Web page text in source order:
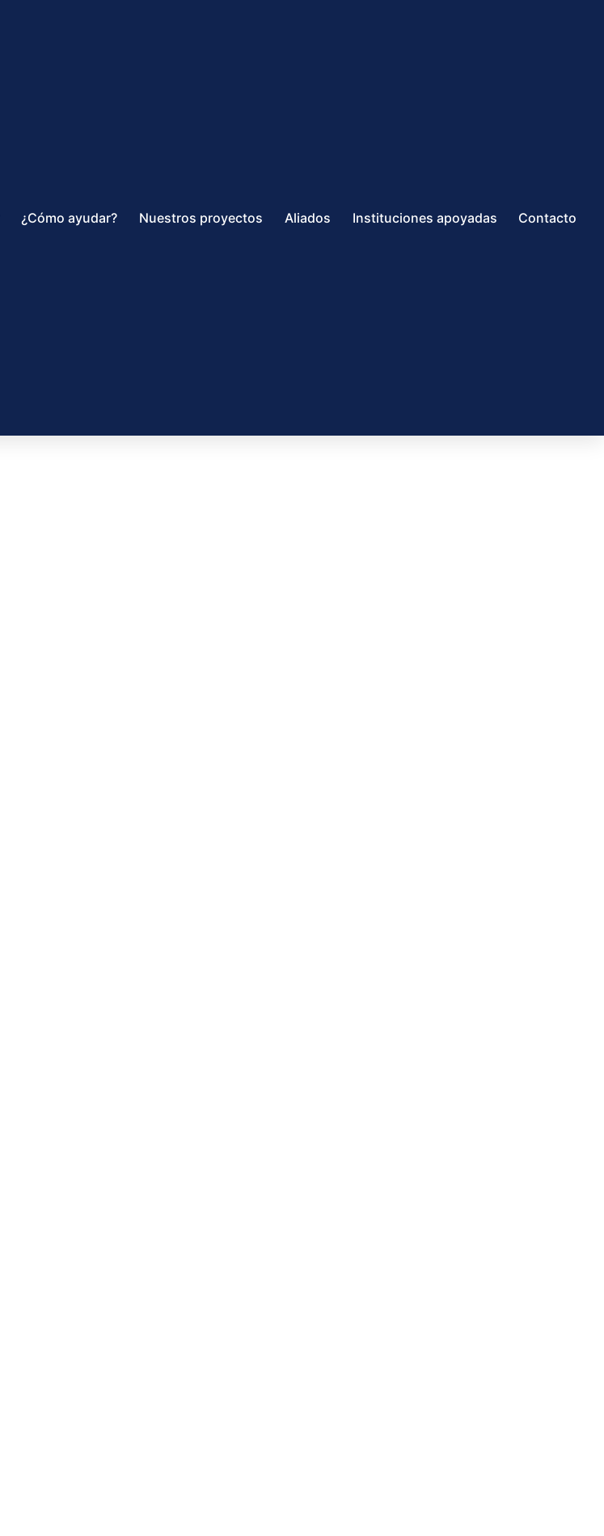
¿Cómo ayudar? Nuestros proyectos Aliados Instituciones apoyadas Contacto